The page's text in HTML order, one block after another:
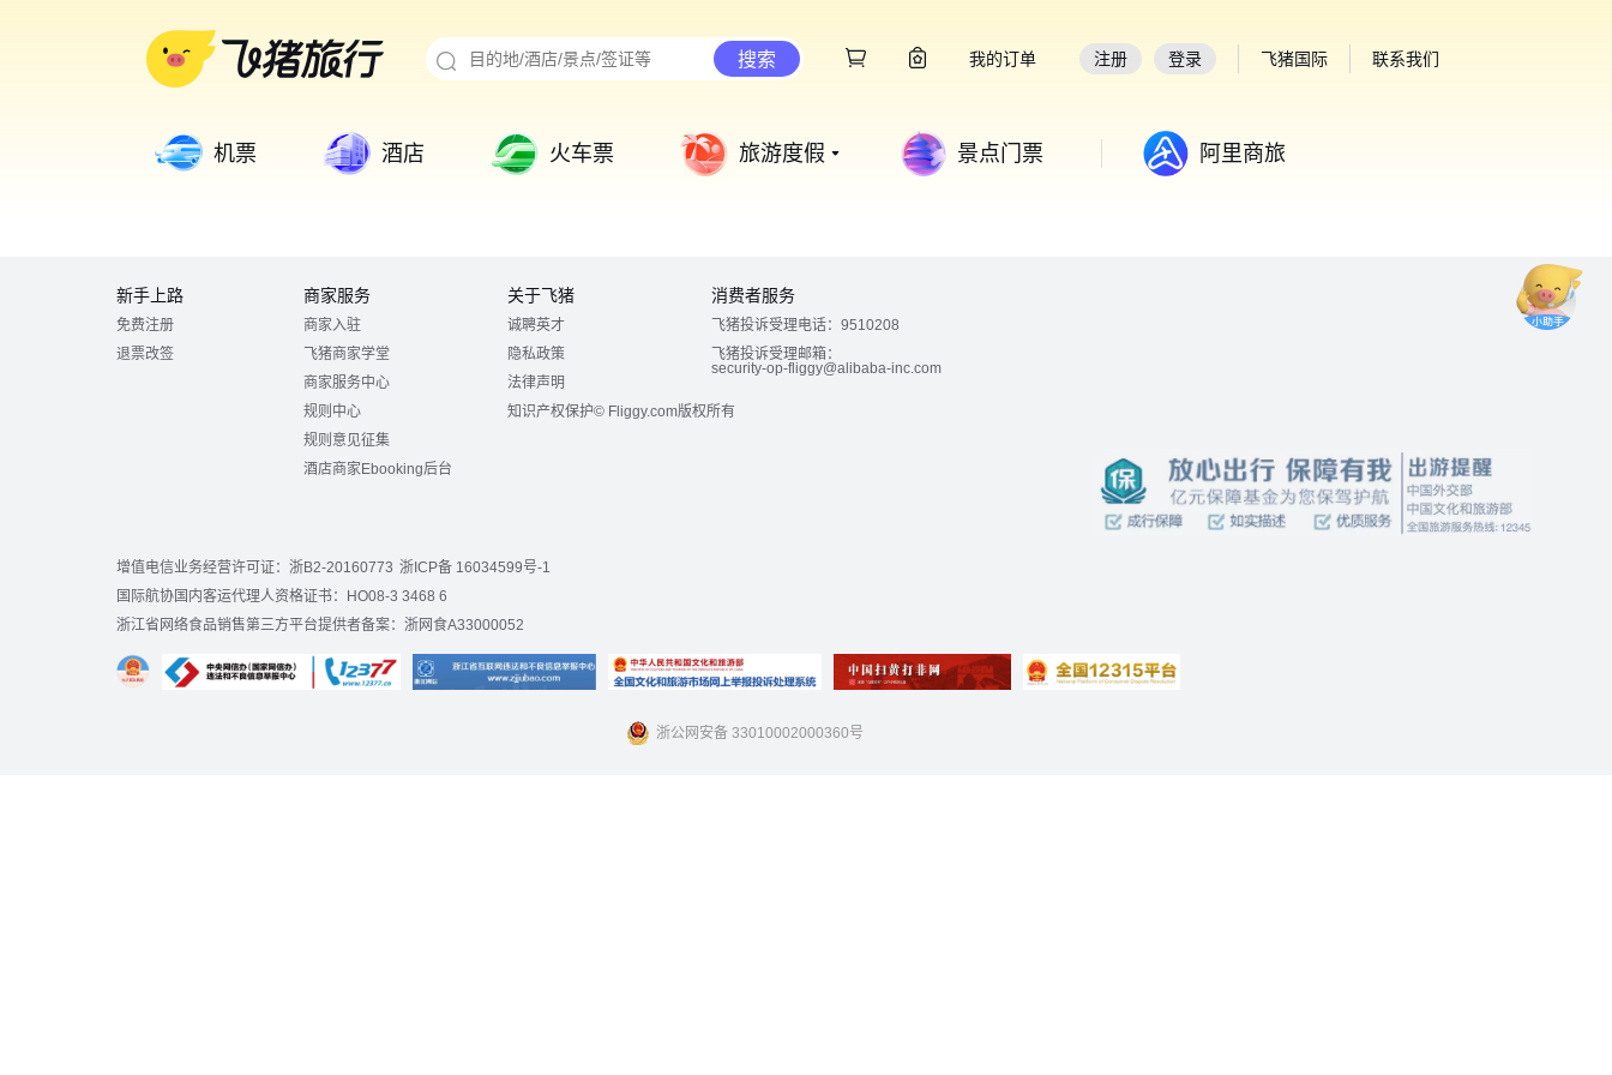
搜索 我的订单 注册 登录 飞猪国际 联系我们
机票 酒店 火车票 旅游度假 景点门票 阿里商旅
新手上路
免费注册
退票改签
商家服务
商家入驻
飞猪商家学堂
商家服务中心
规则中心
规则意见征集
酒店商家Ebooking后台
关于飞猪
诚聘英才
隐私政策
法律声明
知识产权保护© Fliggy.com版权所有
消费者服务
飞猪投诉受理电话：9510208
飞猪投诉受理邮箱：
security-op-fliggy@alibaba-inc.com
增值电信业务经营许可证：浙B2-20160773 浙ICP备 16034599号-1
国际航协国内客运代理人资格证书：HO08-3 3468 6
浙江省网络食品销售第三方平台提供者备案：浙网食A33000052
浙公网安备 33010002000360号